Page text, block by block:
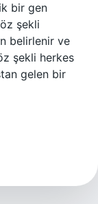
bir gen
şekli
belirlenir ve
şekli herkes
gelen bir